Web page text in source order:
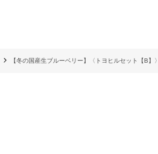
【冬の国産生ブルーベリー】〈トヨヒルセット【B】〉